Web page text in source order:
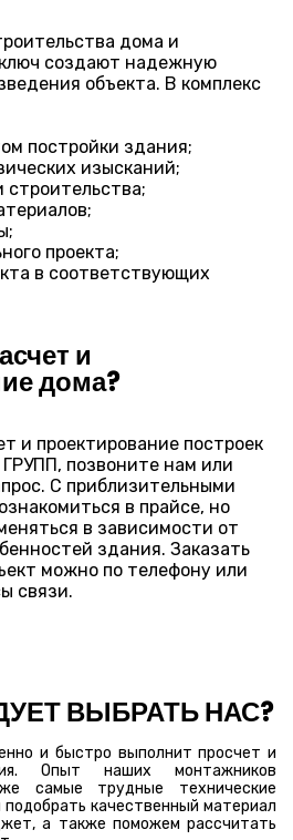
дома и
создают надежную
объекта. В комплекс
постройки здания;
изысканий;
строительства;
проекта;
в соответствующих
и
дома?
и проектирование построек
позвоните нам или
С приблизительными
в прайсе, но
в зависимости от
здания. Заказать
можно по телефону или
связи.
ВЫБРАТЬ НАС?
и быстро выполнит просчет и
Опыт наших монтажников
самые трудные технические
качественный материал
а также поможем рассчитать